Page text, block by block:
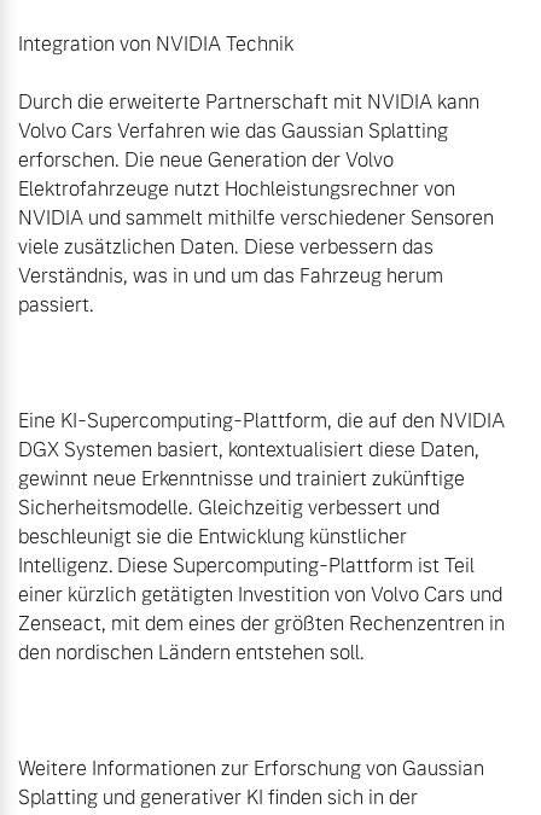
Integration von NVIDIA Technik
Durch die erweiterte Partnerschaft mit NVIDIA kann
Volvo Cars Verfahren wie das Gaussian Splatting
erforschen. Die neue Generation der Volvo
Elektrofahrzeuge nutzt Hochleistungsrechner von
NVIDIA und sammelt mithilfe verschiedener Sensoren
viele zusätzlichen Daten. Diese verbessern das
Verständnis, was in und um das Fahrzeug herum
passiert.
Eine KI-Supercomputing-Plattform, die auf den NVIDIA
DGX Systemen basiert, kontextualisiert diese Daten,
gewinnt neue Erkenntnisse und trainiert zukünftige
Sicherheitsmodelle. Gleichzeitig verbessert und
beschleunigt sie die Entwicklung künstlicher
Intelligenz. Diese Supercomputing-Plattform ist Teil
einer kürzlich getätigten Investition von Volvo Cars und
Zenseact, mit dem eines der größten Rechenzentren in
den nordischen Ländern entstehen soll.
Weitere Informationen zur Erforschung von Gaussian
Splatting und generativer KI finden sich in der